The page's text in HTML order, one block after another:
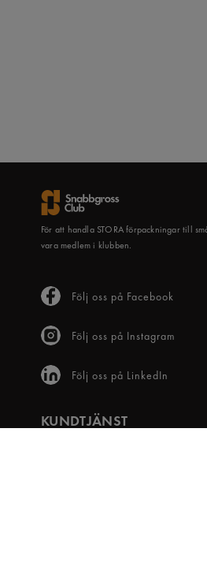
För att handla STORA förpackningar till
vara medlem i klubben.
Följ oss på Facebook
Följ oss på Instagram
Följ oss på LinkedIn
KUNDTJÄNST